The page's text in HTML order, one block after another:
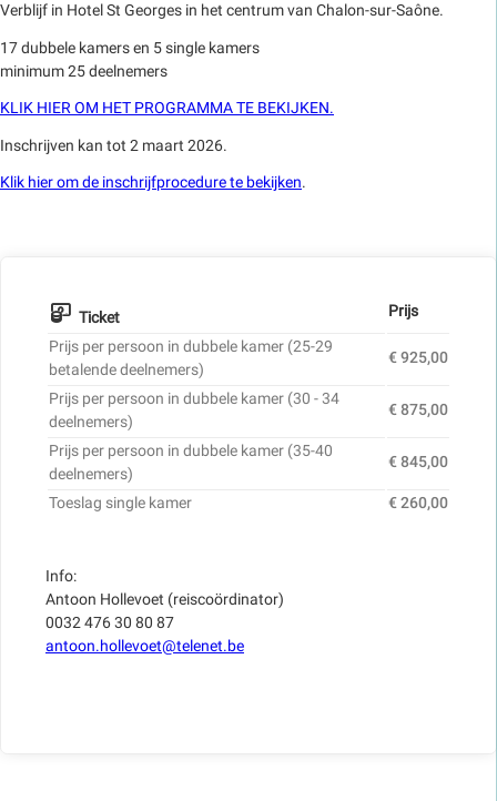
Verblijf in Hotel St Georges in het centrum van Chalon-sur-Saône.
17 dubbele kamers en 5 single kamers
minimum 25 deelnemers
KLIK HIER OM HET PROGRAMMA TE BEKIJKEN.
Inschrijven kan tot 2 maart 2026.
Klik hier om de inschrijfprocedure te bekijken.
Ticket
Prijs
Prijs per persoon in dubbele kamer (25-29
betalende deelnemers)
€ 925,00
Prijs per persoon in dubbele kamer (30 - 34
deelnemers)
€ 875,00
Prijs per persoon in dubbele kamer (35-40
deelnemers)
€ 845,00
Toeslag single kamer € 260,00
Info:
Antoon Hollevoet (reiscoördinator)
0032 476 30 80 87
antoon.hollevoet@telenet.be